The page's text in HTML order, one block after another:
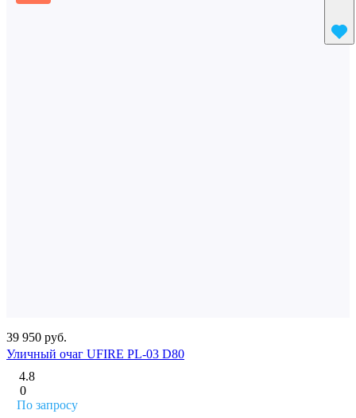
39 950 руб.
Уличный очаг UFIRE PL-03 D80
4.8
0
По запросу